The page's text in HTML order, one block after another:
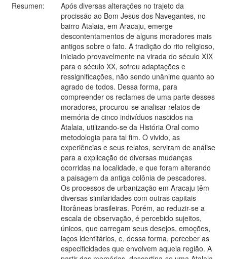
Resumen:
Após diversas alterações no trajeto da
procissão ao Bom Jesus dos Navegantes, no
bairro Atalaia, em Aracaju, emerge
descontentamentos de alguns moradores mais
antigos sobre o fato. A tradição do rito religioso,
iniciado provavelmente na virada do século XIX
para o século XX, sofreu adaptações e
ressignificações, não sendo unânime quanto ao
agrado de todos. Dessa forma, para
compreender os reclames de uma parte desses
moradores, procurou-se analisar relatos de
memória de cinco indivíduos nascidos na
Atalaia, utilizando-se da História Oral como
metodologia para tal fim. O vivido, as
experiências e seus relatos, serviram de análise
para a explicação de diversas mudanças
ocorridas na localidade, e que foram alterando
a paisagem da antiga colônia de pescadores.
Os processos de urbanização em Aracaju têm
diversas similaridades com outras capitais
litorâneas brasileiras. Porém, ao reduzir-se a
escala de observação, é percebido sujeitos,
únicos, que carregam seus desejos, emoções,
laços identitários, e, dessa forma, perceber as
especificidades que envolvem aquela região. A